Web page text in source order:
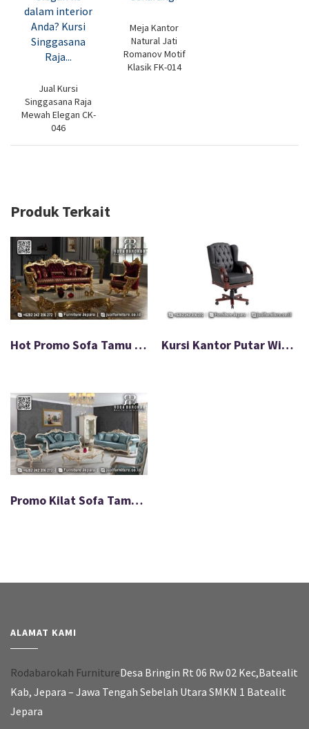
Jual Kursi
Singgasana Raja
Mewah Elegan CK-
046
Meja Kantor
Natural Jati
Romanov Motif
Klasik FK-014
Produk Terkait
Hot Promo Sofa Tamu Mewah Terbaru Paling Dicari FS-577 Kursi Kantor Putar Wings Kayu Jati Warna Natural FS-206
Promo Kilat Sofa Tamu Queen Bahan Berkualitas Mewah FS-580
ALAMAT KAMI
Rodabarokah FurnitureDesa Bringin Rt 06 Rw 02 Kec,Batealit
Kab, Jepara – Jawa Tengah Sebelah Utara SMKN 1 Batealit
Jepara